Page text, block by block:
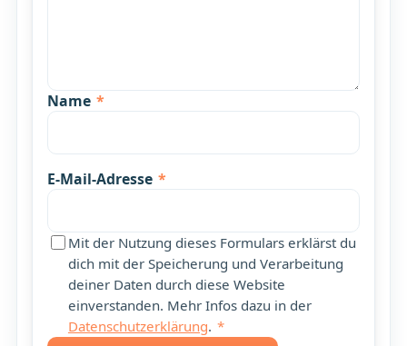
Name *
E-Mail-Adresse *
Mit der Nutzung dieses Formulars erklärst du
dich mit der Speicherung und Verarbeitung
deiner Daten durch diese Website
einverstanden. Mehr Infos dazu in der
Datenschutzerklärung. *